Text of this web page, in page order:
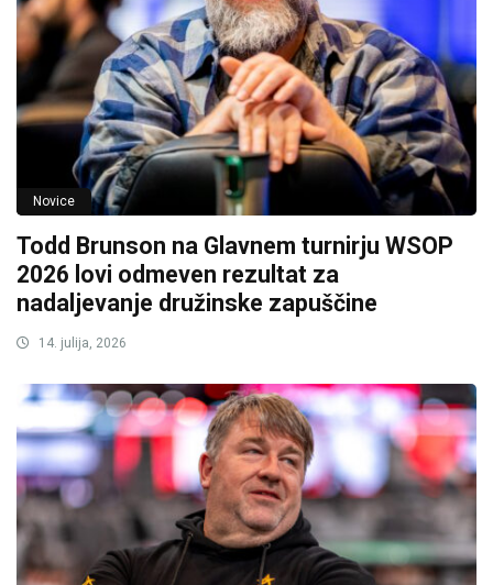
Novice
Todd Brunson na Glavnem turnirju WSOP
2026 lovi odmeven rezultat za
nadaljevanje družinske zapuščine
14. julija, 2026